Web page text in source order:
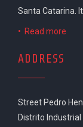
Santa Catarina.
• Read more
ADDRESS
Street Pedro
Distrito